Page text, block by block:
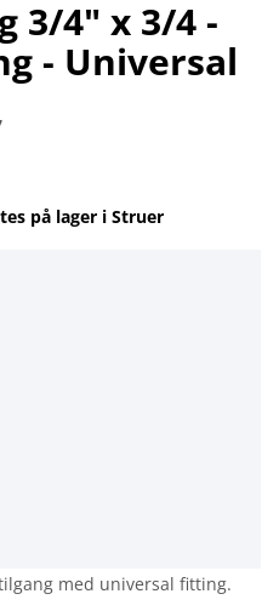
3/4" x 3/4 -
- Universal
på lager i Struer
med universal fitting.